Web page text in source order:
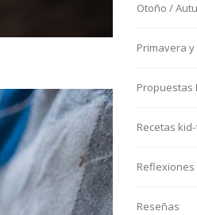
Otoño /
Primavera y
Propuestas
Recetas
Reseñas